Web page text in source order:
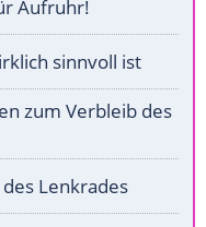
Aufruhr!
sinnvoll ist
zum Verbleib des
Lenkrades